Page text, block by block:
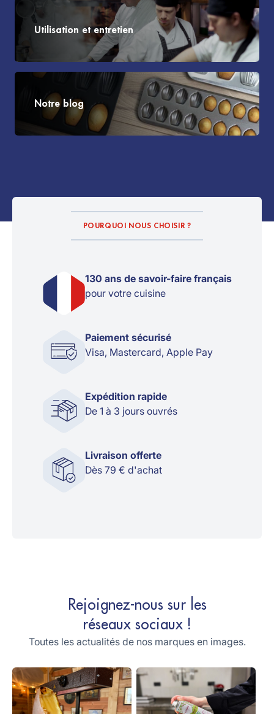
Utilisation et entretien
Notre blog
POURQUOI NOUS CHOISIR ?
130 ans de savoir-faire français
pour votre cuisine
Paiement sécurisé
Visa, Mastercard, Apple Pay
Expédition rapide
De 1 à 3 jours ouvrés
Livraison offerte
Dès 79 € d'achat
Rejoignez-nous sur les
réseaux sociaux !
Toutes les actualités de nos marques en images.